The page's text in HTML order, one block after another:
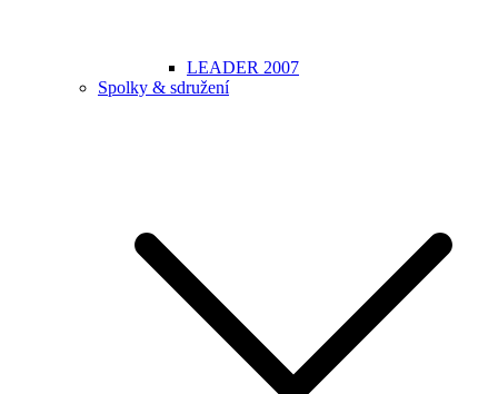
LEADER 2007
Spolky & sdružení